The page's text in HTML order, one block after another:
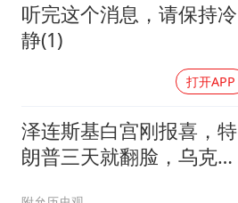
听完这个消息，请保持冷
静(1)
打开APP
泽连斯基白宫刚报喜，特
朗普三天就翻脸，乌克兰